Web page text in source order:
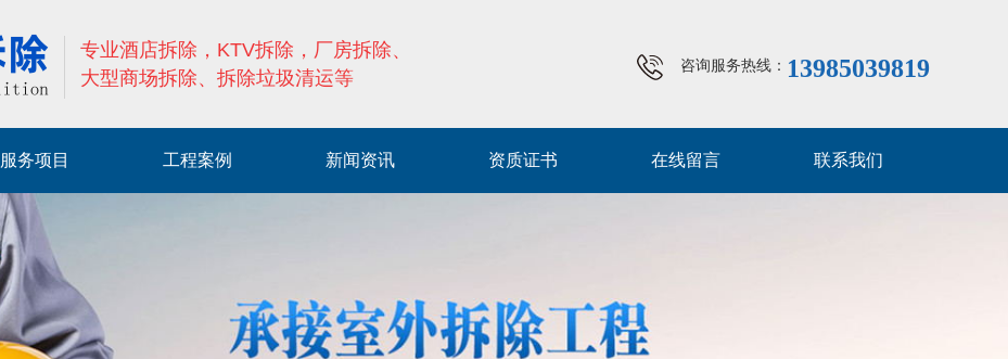
专业酒店拆除，KTV拆除，厂房拆除、
大型商场拆除、拆除垃圾清运等
咨询服务热线： 13985039819
服务项目 工程案例 新闻资讯 资质证书 在线留言 联系我们